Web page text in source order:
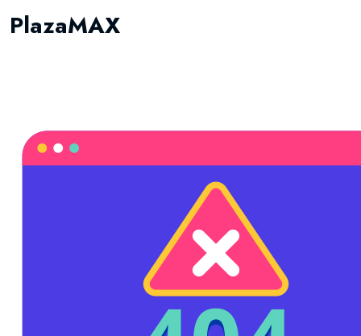
PlazaMAX